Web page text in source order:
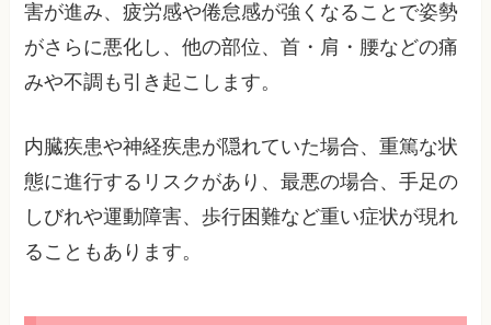
害が進み、疲労感や倦怠感が強くなることで姿勢
がさらに悪化し、他の部位、首・肩・腰などの痛
みや不調も引き起こします。
内臓疾患や神経疾患が隠れていた場合、重篤な状
態に進行するリスクがあり、最悪の場合、手足の
しびれや運動障害、歩行困難など重い症状が現れ
ることもあります。